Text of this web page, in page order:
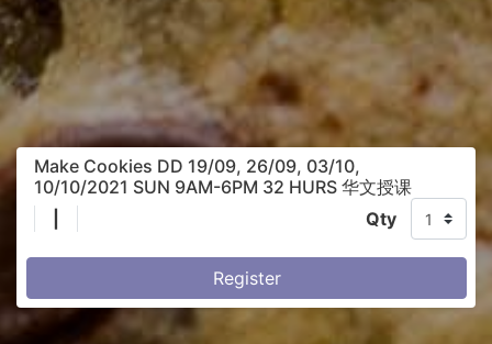
Make Cookies DD 19/09, 26/09, 03/10,
10/10/2021 SUN 9AM-6PM 32 HURS 华文授课
Qty
Register